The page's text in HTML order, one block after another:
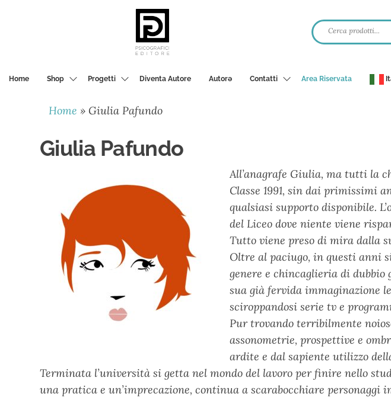
Home Shop Progetti Diventa Autore Autorә Contatti Area Riservata
Home » Giulia Pafundo
Giulia Pafundo
All’anagrafe Giulia, ma tutti la
Classe 1991, sin dai primissimi
qualsiasi supporto disponibile.
del Liceo dove niente viene
Tutto viene preso di mira dalla
Oltre al paciugo, in questi anni
genere e chincaglieria di
sua già fervida immaginazione
sciroppandosi serie tv e
Pur trovando terribilmente
assonometrie, prospettive e
ardite e dal sapiente utilizzo
Terminata l’università si getta nel mondo del lavoro per finire nello
una pratica e un’imprecazione, continua a scarabocchiare personaggi